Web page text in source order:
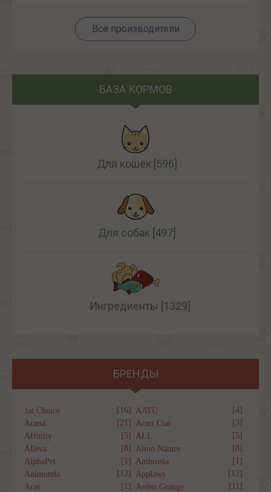
Все производители
БАЗА КОРМОВ
Для кошек [596]
Для собак [497]
Ингредиенты [1329]
БРЕНДЫ
1st Choice [16] AATU
[4]
Acana
[21] Acari Ciar
[3]
Affinity
[5] ALL
[5]
Alleva
[8] Almo Nature
[8]
AlphaPet
[1] Ambrosia
[1]
Animonda
[12] Applaws
[12]
Aras
[1] Arden Grange
[11]